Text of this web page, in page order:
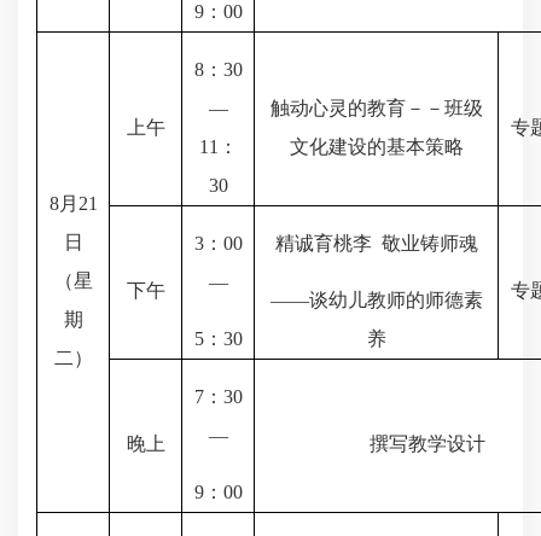
9： 00
8月 21
日
（星
期
二）
上午
8： 30
—
11 ：
30
触动心灵的教育－－班级
文化建设的基本策略
专
下午
3： 00
—
5： 30
精诚育桃李 敬业铸师魂
——谈幼儿教师的师德素
养
专
晚上
7： 30
—
9： 00
撰写教学设计